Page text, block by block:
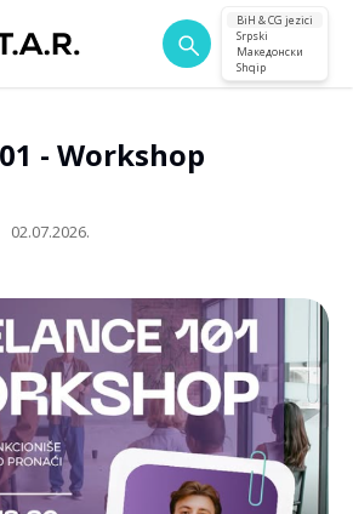
BiH & CG jezici
Srpski
Македонски
Shqip
- Workshop
02.07.2026.